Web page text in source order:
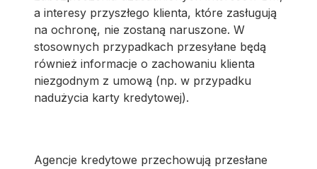
a interesy przyszłego klienta, które zasługują
na ochronę, nie zostaną naruszone. W
stosownych przypadkach przesyłane będą
również informacje o zachowaniu klienta
niezgodnym z umową (np. w przypadku
nadużycia karty kredytowej).
Agencje kredytowe przechowują przesłane